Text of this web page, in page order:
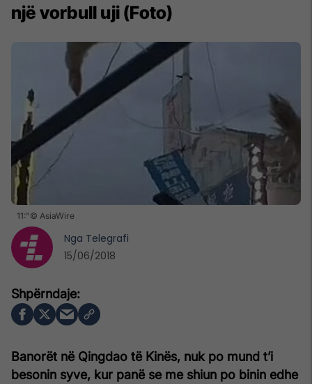
një vorbull uji (Foto)
11:"© AsiaWire
Banorët në Qingdao të Kinës, nuk po mund t’i
besonin syve, kur panë se me shiun po binin edhe
Nga Telegrafi
15/06/2018